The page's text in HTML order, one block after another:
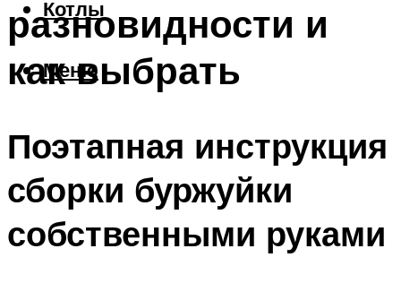
Котлы
Меню
разновидности и
как выбрать
Поэтапная инструкция
сборки буржуйки
собственными руками